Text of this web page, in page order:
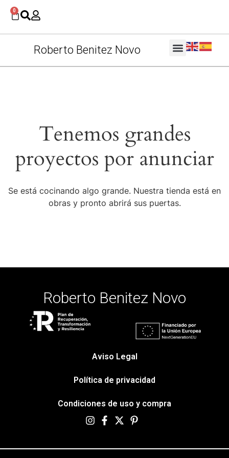
0
Roberto Benitez Novo
Tenemos grandes
proyectos por anunciar
Se está cocinando algo grande. Nuestra tienda está en
obras y pronto abrirá sus puertas.
Roberto Benitez Novo
Aviso Legal
Política de privacidad
Condiciones de uso y compra